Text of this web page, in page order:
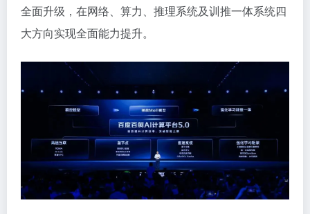
全面升级，在网络、算力、推理系统及训推一体系统四
大方向实现全面能力提升。